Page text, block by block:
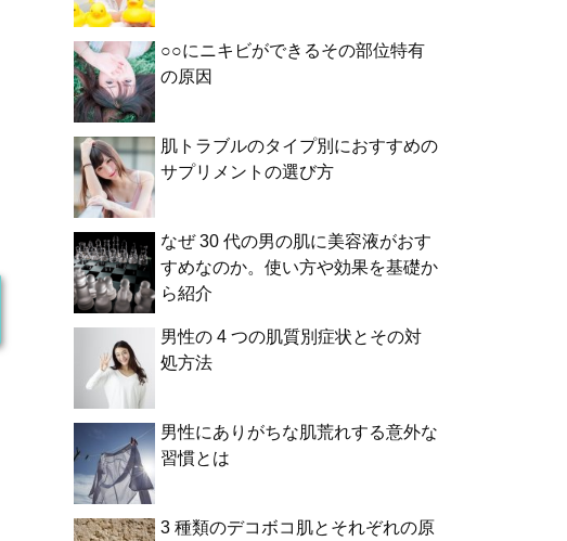
○○にニキビができるその部位特有
の原因
肌トラブルのタイプ別におすすめの
サプリメントの選び方
なぜ 30 代の男の肌に美容液がおす
すめなのか。使い方や効果を基礎か
ら紹介
男性の 4 つの肌質別症状とその対
処方法
男性にありがちな肌荒れする意外な
習慣とは
3 種類のデコボコ肌とそれぞれの原